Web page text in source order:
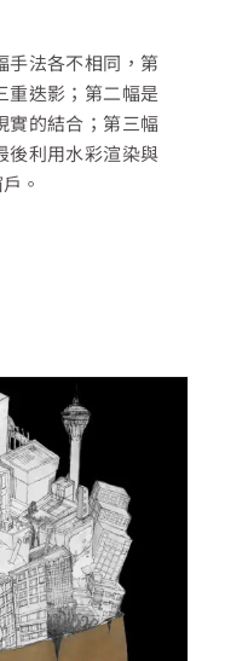
手法各不相同，第
重迭影；第二幅是
實的結合；第三幅
後利用水彩渲染與
。